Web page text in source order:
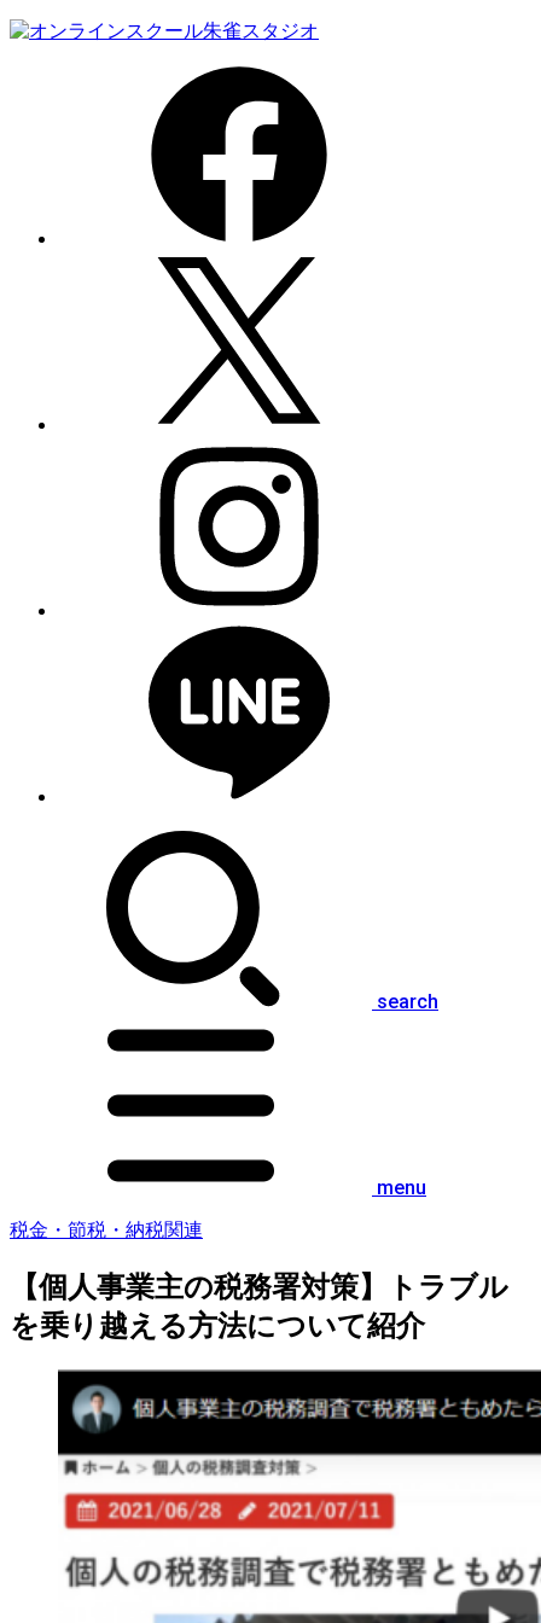
search
menu
税金・節税・納税関連
【個人事業主の税務署対策】トラブル
を乗り越える方法について紹介